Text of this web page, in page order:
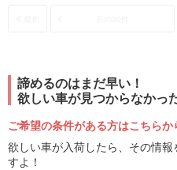
諦めるのはまだ早い！
欲しい車が見つからなかっ
ご希望の条件がある方はこちらか
欲しい車が入荷したら、その情
すよ！